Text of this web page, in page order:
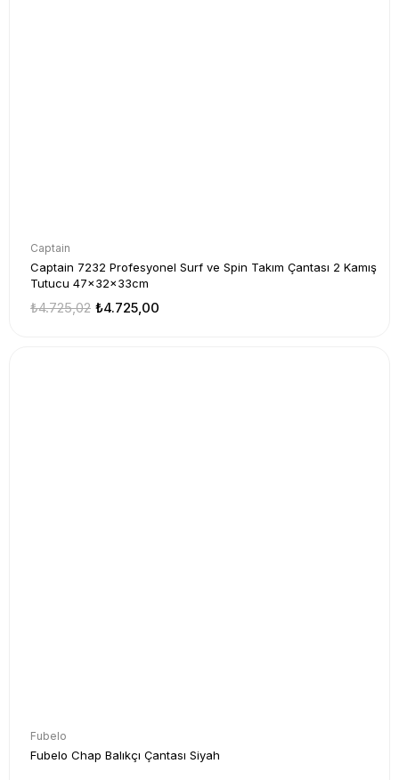
Captain
Captain 7232 Profesyonel Surf ve Spin Takım Çantası 2 Kamış
Tutucu 47x32x33cm
₺4.725,00
₺4.725,02
Fubelo
Fubelo Chap Balıkçı Çantası Siyah